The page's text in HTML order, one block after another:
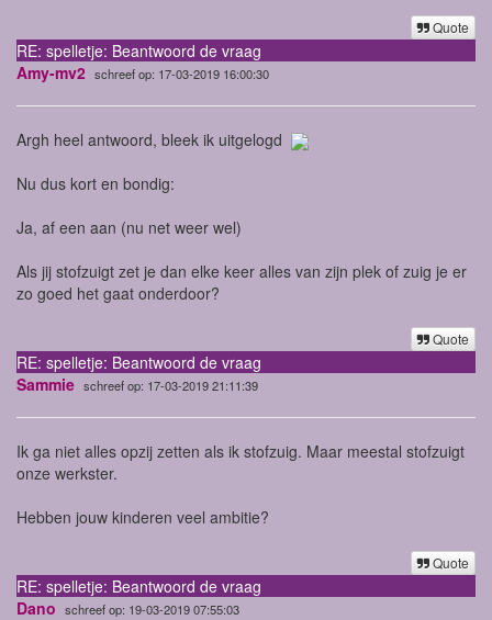
Quote
RE: spelletje: Beantwoord de vraag
Amy-mv2 schreef op: 17-03-2019 16:00:30
Argh heel antwoord, bleek ik uitgelogd
Nu dus kort en bondig:
Ja, af een aan (nu net weer wel)
Als jij stofzuigt zet je dan elke keer alles van zijn plek of zuig je er
zo goed het gaat onderdoor?
Quote
RE: spelletje: Beantwoord de vraag
Sammie schreef op: 17-03-2019 21:11:39
Ik ga niet alles opzij zetten als ik stofzuig. Maar meestal stofzuigt
onze werkster.
Hebben jouw kinderen veel ambitie?
Quote
RE: spelletje: Beantwoord de vraag
Dano schreef op: 19-03-2019 07:55:03